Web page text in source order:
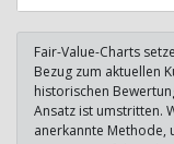
Fair-Value-Charts
Bezug zum aktuellen
historischen
Ansatz ist umstritten.
anerkannte Methode,